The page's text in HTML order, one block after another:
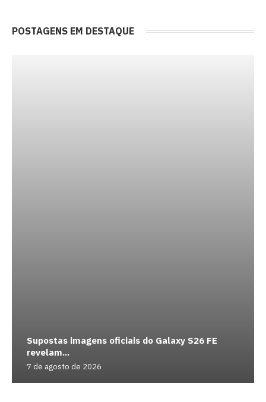
POSTAGENS EM DESTAQUE
Supostas imagens oficiais do Galaxy S26 FE
revelam...
7 de agosto de 2026